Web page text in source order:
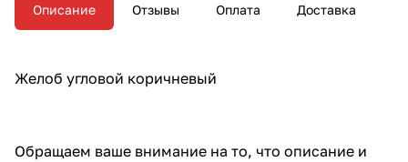
Описание Отзывы Оплата Доставка
Желоб угловой коричневый
Обращаем ваше внимание на то, что описание и